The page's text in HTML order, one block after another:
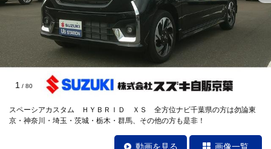
スペーシアカスタム ＨＹＢＲＩＤ ＸＳ 全方位ナビ千葉県の方は勿論東
京・神奈川・埼玉・茨城・栃木・群馬、その他の方も是非！
1 / 80
動画を見る 画像一覧